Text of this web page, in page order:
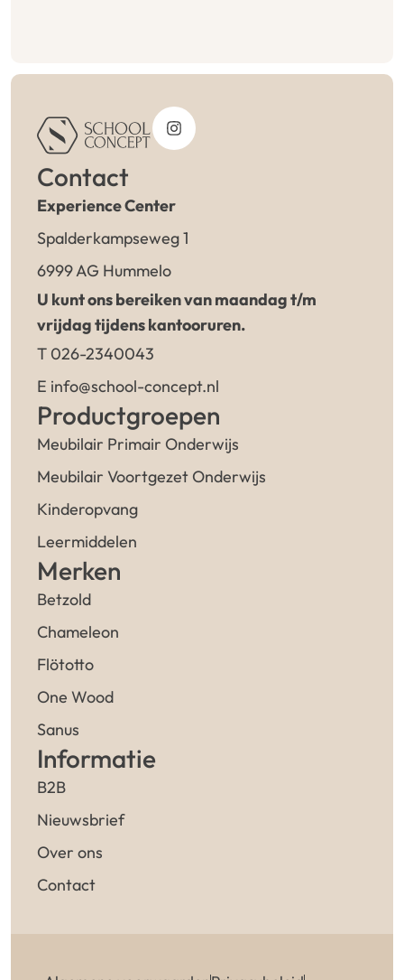
Contact
Experience Center
Spalderkampseweg 1
6999 AG Hummelo
U kunt ons bereiken van maandag t/m
vrijdag tijdens kantooruren.
T 026-2340043
E info@school-concept.nl
Productgroepen
Meubilair Primair Onderwijs
Meubilair Voortgezet Onderwijs
Kinderopvang
Leermiddelen
Merken
Betzold
Chameleon
Flötotto
One Wood
Sanus
Informatie
B2B
Nieuwsbrief
Over ons
Contact